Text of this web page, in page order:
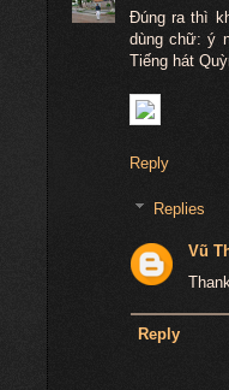
Đúng ra thì
dùng chữ: ý
Tiếng hát
Reply
Replies
Vũ
Reply